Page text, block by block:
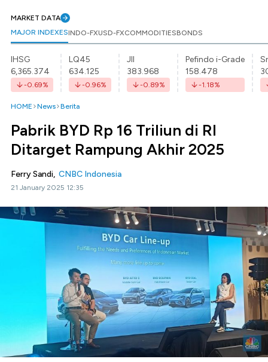
MARKET DATA
MAJOR INDEXESINDO-FXUSD-FXCOMMODITIESBONDS
IHSG
6,365.374
-0.69%
LQ45
634.125
-0.96%
JII
383.968
-0.89%
Pefindo i-Grade
158.478
-1.18%
HOME News Berita
Pabrik BYD Rp 16 Triliun di RI
Ditarget Rampung Akhir 2025
Ferry Sandi, CNBC Indonesia
21 January 2025 12:35